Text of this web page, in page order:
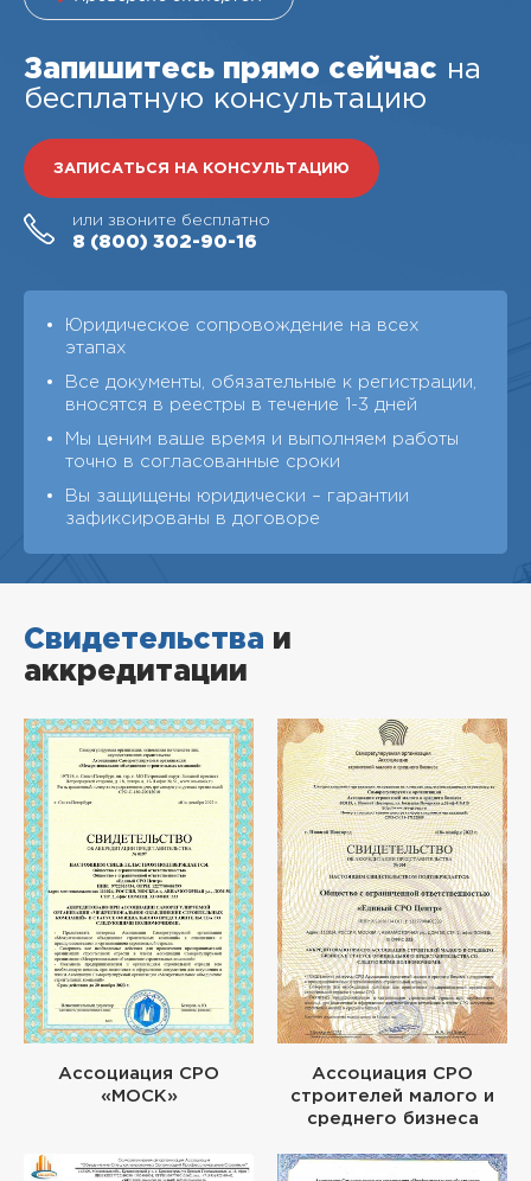
Запишитесь прямо сейчас на
бесплатную консультацию
ЗАПИСАТЬСЯ НА КОНСУЛЬТАЦИЮ
или звоните бесплатно
8 (800) 302-90-16
Юридическое сопровождение на всех
этапах
Все документы, обязательные к регистрации,
вносятся в реестры в течение 1-3 дней
Мы ценим ваше время и выполняем работы
точно в согласованные сроки
Вы защищены юридически – гарантии
зафиксированы в договоре
Свидетельства и
аккредитации
Ассоциация СРО
«МОСК»
Ассоциация СРО
строителей малого и
среднего бизнеса